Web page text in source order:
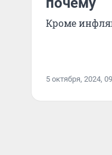
Кроме
5 октября, 2024,